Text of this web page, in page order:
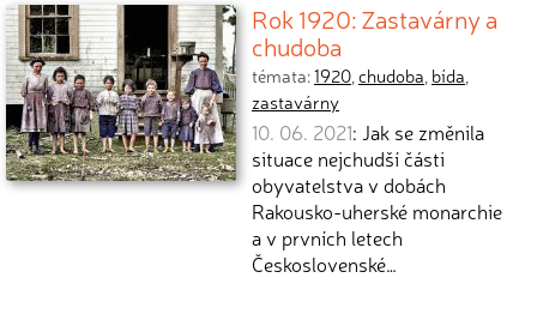
Rok 1920: Zastavárny a
chudoba
témata:1920,chudoba, bída,
zastavárny
10. 06. 2021: Jak se změnila
situace nejchudší části
obyvatelstva v dobách
Rakousko-uherské monarchie
a v prvních letech
Československé…